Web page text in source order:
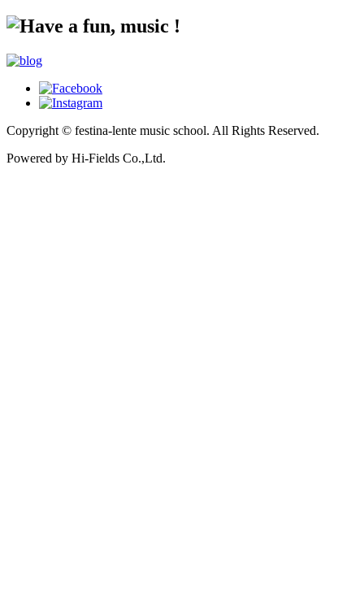
Copyright © festina-lente music school. All Rights Reserved.
Powered by Hi-Fields Co.,Ltd.